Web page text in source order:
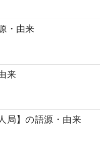
・由来
来
局】の語源・由来